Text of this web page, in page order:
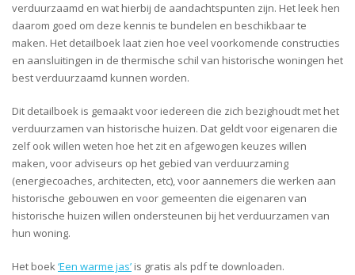
verduurzaamd en wat hierbij de aandachtspunten zijn. Het leek hen
daarom goed om deze kennis te bundelen en beschikbaar te
maken. Het detailboek laat zien hoe veel voorkomende constructies
en aansluitingen in de thermische schil van historische woningen het
best verduurzaamd kunnen worden.
Dit detailboek is gemaakt voor iedereen die zich bezighoudt met het
verduurzamen van historische huizen. Dat geldt voor eigenaren die
zelf ook willen weten hoe het zit en afgewogen keuzes willen
maken, voor adviseurs op het gebied van verduurzaming
(energiecoaches, architecten, etc), voor aannemers die werken aan
historische gebouwen en voor gemeenten die eigenaren van
historische huizen willen ondersteunen bij het verduurzamen van
hun woning.
Het boek‘Een warme jas’ is gratis als pdf te downloaden.